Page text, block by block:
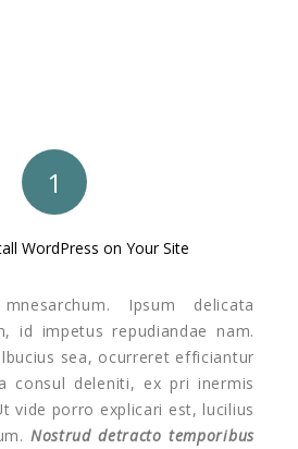
1
WordPress on Your Site
Ipsum delicata
id impetus repudiandae nam.
sea, ocurreret efficiantur
consul deleniti, ex pri inermis
vide porro explicari est, lucilius
Nostrud detracto temporibus